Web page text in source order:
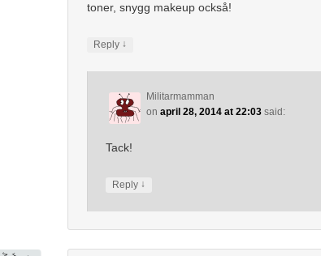
toner, snygg makeup också!
Reply ↓
Militarmamman
onapril 28, 2014 at 22:03 said:
Tack!
Reply ↓